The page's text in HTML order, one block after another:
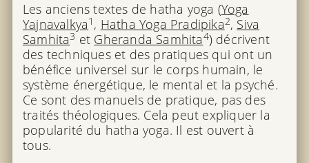
Les anciens textes de hatha yoga (Yoga
Yajnavalkya1 , Hatha Yoga Pradipika2, Siva
Samhita3 et Gheranda Samhita4) décrivent
des techniques et des pratiques qui ont un
bénéfice universel sur le corps humain, le
système énergétique, le mental et la psyché.
Ce sont des manuels de pratique, pas des
traités théologiques. Cela peut expliquer la
popularité du hatha yoga. Il est ouvert à
tous.